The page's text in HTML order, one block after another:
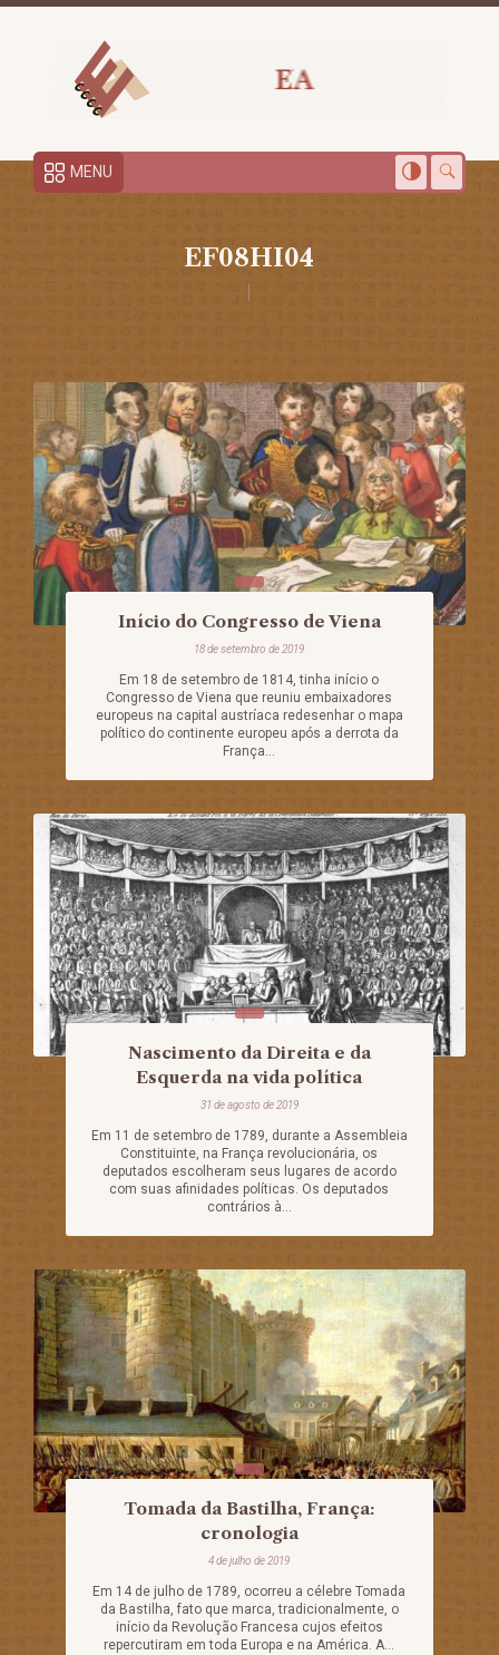
MENU
EF08HI04
Início do Congresso de Viena
18 de setembro de 2019
Em 18 de setembro de 1814, tinha início o
Congresso de Viena que reuniu embaixadores
europeus na capital austríaca redesenhar o mapa
político do continente europeu após a derrota da
França...
Nascimento da Direita e da
Esquerda na vida política
31 de agosto de 2019
Em 11 de setembro de 1789, durante a Assembleia
Constituinte, na França revolucionária, os
deputados escolheram seus lugares de acordo
com suas afinidades políticas. Os deputados
contrários à...
Tomada da Bastilha, França:
cronologia
4 de julho de 2019
Em 14 de julho de 1789, ocorreu a célebre Tomada
da Bastilha, fato que marca, tradicionalmente, o
início da Revolução Francesa cujos efeitos
repercutiram em toda Europa e na América. A...